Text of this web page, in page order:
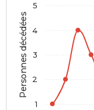
Personnes décédées
1
2
3
4
5